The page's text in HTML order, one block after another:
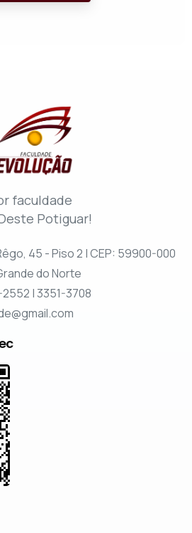
faculdade
Potiguar!
45 - Piso 2 | CEP: 59900-000
do Norte
| 3351-3708